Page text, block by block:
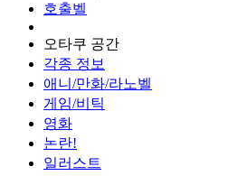
호출벨
오타쿠 공간
각종 정보
애니/만화/라노벨
게임/비틱
영화
논란!
일러스트